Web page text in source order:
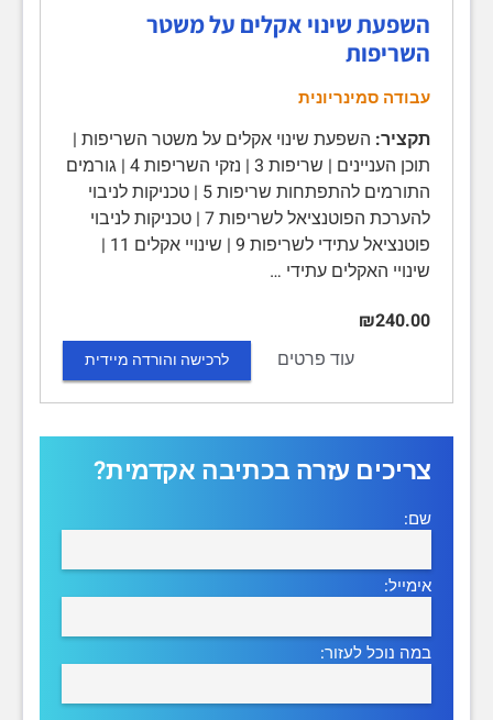
השפעת שינוי אקלים על משטר
השריפות
עבודה סמינריונית
תקציר: השפעת שינוי אקלים על משטר השריפות |
תוכן העניינים | שריפות 3 | נזקי השריפות 4 | גורמים
התורמים להתפתחות שריפות 5 | טכניקות לניבוי
להערכת הפוטנציאל לשריפות 7 | טכניקות לניבוי
פוטנציאל עתידי לשריפות 9 | שינויי אקלים 11 |
שינויי האקלים עתידי …
₪240.00
עוד פרטים
לרכישה והורדה מיידית
צריכים עזרה בכתיבה אקדמית?
שם:
אימייל:
במה נוכל לעזור: